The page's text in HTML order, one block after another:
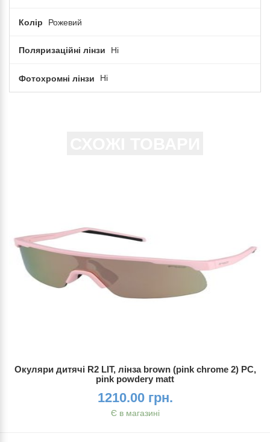
Колір Рожевий
Поляризаційні лінзи Ні
Фотохромні лінзи Ні
Окуляри дитячі R2 LIT, лінза brown (pink chrome 2) PC,
pink powdery matt
1210.00 грн.
Є в магазині